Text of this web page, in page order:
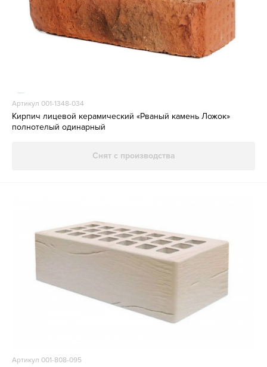
Артикул 001-1348-034
Кирпич лицевой керамический «Рваный камень Ложок»
полнотелый одинарный
Снят с производства
Артикул 001-808-095